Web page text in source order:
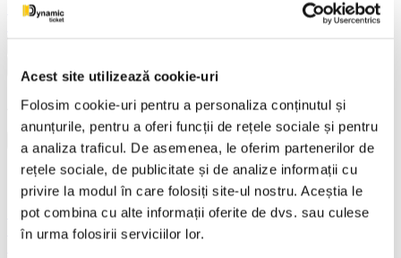
Acest site utilizează cookie-uri
Folosim cookie-uri pentru a personaliza conținutul și
anunțurile, pentru a oferi funcții de rețele sociale și pentru
a analiza traficul. De asemenea, le oferim partenerilor de
rețele sociale, de publicitate și de analize informații cu
privire la modul în care folosiți site-ul nostru. Aceștia le
pot combina cu alte informații oferite de dvs. sau culese
în urma folosirii serviciilor lor.
Concordia Theater Company
Earlybird
Vezi mai puțin
Aplică filtre
Categorii
Toate categoriile
FANTASY&DANCE ENTERTAINMENT